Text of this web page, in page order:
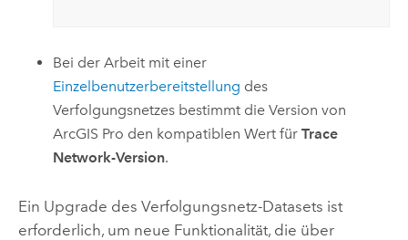
Bei der Arbeit mit einer
Einzelbenutzerbereitstellung des
Verfolgungsnetzes bestimmt die Version von
ArcGIS Pro den kompatiblen Wert fürTrace
Network-Version.
Ein Upgrade des Verfolgungsnetz-Datasets ist
erforderlich, um neue Funktionalität, die über